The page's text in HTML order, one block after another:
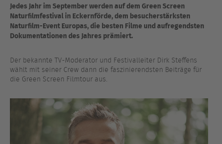
Jedes Jahr im September werden auf dem Green Screen
Naturfilmfestival in Eckernförde, dem besucherstärksten
Naturfilm-Event Europas, die besten Filme und aufregendsten
Dokumentationen des Jahres prämiert.
Der bekannte TV-Moderator und Festivalleiter Dirk Steffens
wählt mit seiner Crew dann die faszinierendsten Beiträge für
die Green Screen Filmtour aus.